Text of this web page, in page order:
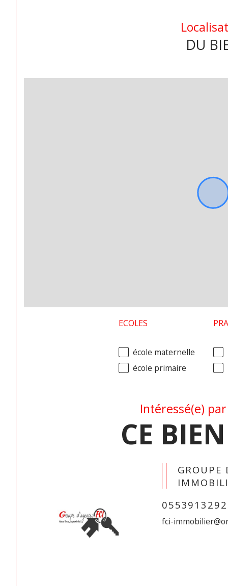
DU
ECOLES
école maternelle
école primaire
Intéressé(e) par
CE
GROUPE
0553913292
fci-